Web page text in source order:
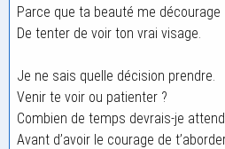
Parce que ta beauté me décourage
De tenter de voir ton vrai visage.
Je ne sais quelle décision prendre.
Venir te voir ou patienter ?
Combien de temps devrais-je
Avant d’avoir le courage de